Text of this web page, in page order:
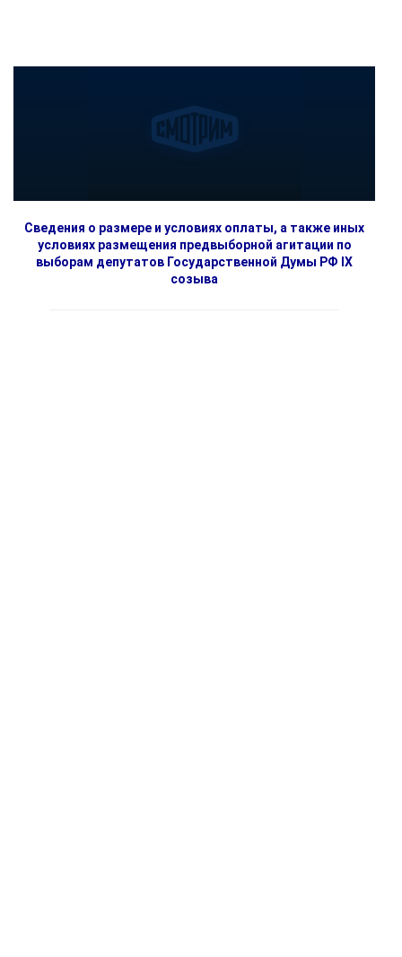
Сведения о размере и условиях оплаты, а также иных
условиях размещения предвыборной агитации по
выборам депутатов Государственной Думы РФ IX
созыва